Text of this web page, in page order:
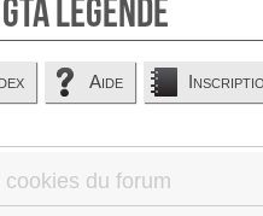
Légende
Aide
du forum